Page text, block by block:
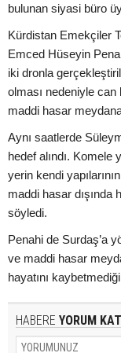
bulunan siyasi büro
Kürdistan Emekçiler
Emced Hüseyin
iki dronla
olması nedeniyle can
maddi hasar
Aynı saatlerde
hedef alındı. Komele
yerin kendi
maddi hasar dışında
söyledi.
Penahi de Surdaş’a
ve maddi hasar
hayatını
HABERE YORUM KAT